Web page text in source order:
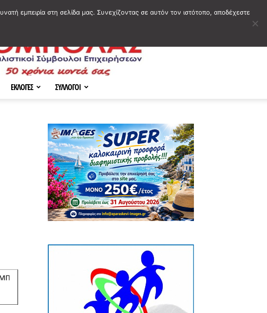
ΕΚΛΟΓΕΣ ΣΥΛΛΟΓΟΙ
εμπειρία στη σελίδα μας. Συνεχίζοντας σε αυτόν τον ιστότοπο, αποδέχεστε